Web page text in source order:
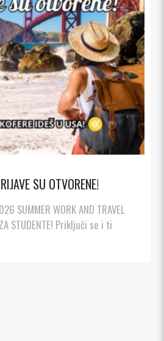
SU OTVORENE!
SUMMER WORK AND TRAVEL
STUDENTE! Priključi se i ti